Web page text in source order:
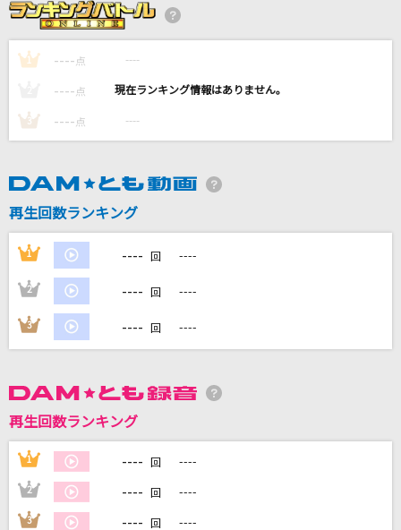
続ケタ…
[生音]糸
中島みゆき
DAMの新曲・ランキングなど
カラオケ最新情報をチェック！
カラオケをもっと楽しもう！
1 ---- 点 ----
---- 点 ----
3 ---- 点 ----
再生回数ランキング
1 ---- 回 ----
2 ---- 回 ----
3 ---- 回 ----
再生回数ランキング
1 ---- 回 ----
2 ---- 回 ----
3 ---- 回 ----